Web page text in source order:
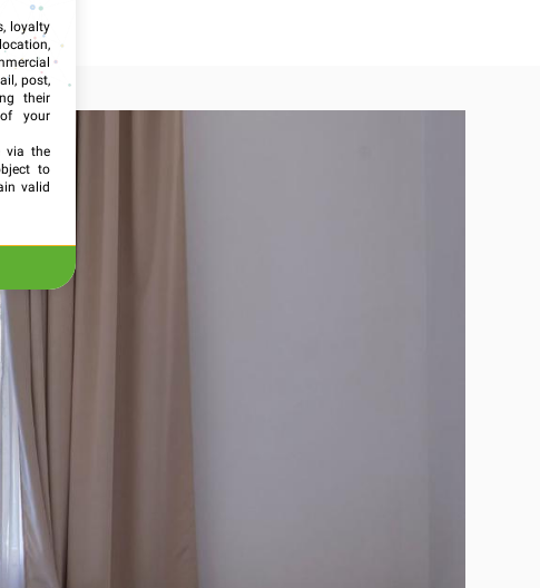
loyalty
post,
their
of your
via the
to
valid